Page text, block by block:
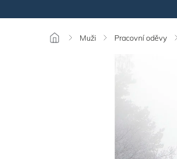
/ Muži / Pracovní oděvy /